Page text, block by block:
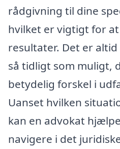
rådgivning til dine
hvilket er vigtigt for
resultater. Det er
så tidligt som muligt,
betydelig forskel i
Uanset hvilken
kan en advokat
navigere i det